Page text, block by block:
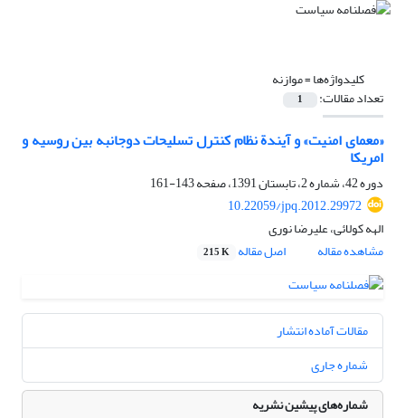
کلیدواژه‌ها =موازنه
تعداد مقالات: 1
«معمای امنیت» و آیندة نظام کنترل تسلیحات دوجانبه بین روسیه و
امریکا
دوره 42، شماره 2، تابستان 1391، صفحه
143-161
10.22059/jpq.2012.29972
الهه کولائی، علیرضا نوری
مشاهده مقاله
اصل مقاله 215 K
مقالات آماده انتشار
شماره جاری
شماره‌های پیشین نشریه